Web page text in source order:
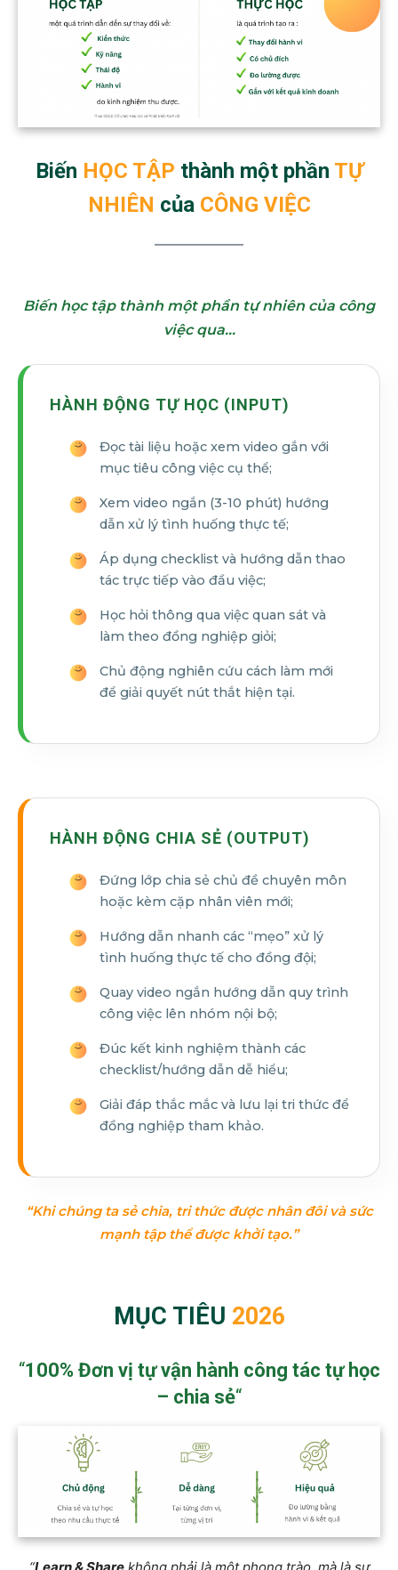
Biến HỌC TẬP thành một phần TỰ
NHIÊN của CÔNG VIỆC
Biến học tập thành một phần tự nhiên của công
việc qua…
HÀNH ĐỘNG TỰ HỌC (INPUT)
Đọc tài liệu hoặc xem video gắn với
mục tiêu công việc cụ thể;
Xem video ngắn (3-10 phút) hướng
dẫn xử lý tình huống thực tế;
Áp dụng checklist và hướng dẫn thao
tác trực tiếp vào đầu việc;
Học hỏi thông qua việc quan sát và
làm theo đồng nghiệp giỏi;
Chủ động nghiên cứu cách làm mới
để giải quyết nút thắt hiện tại.
HÀNH ĐỘNG CHIA SẺ (OUTPUT)
Đứng lớp chia sẻ chủ đề chuyên môn
hoặc kèm cặp nhân viên mới;
Hướng dẫn nhanh các “mẹo” xử lý
tình huống thực tế cho đồng đội;
Quay video ngắn hướng dẫn quy trình
công việc lên nhóm nội bộ;
Đúc kết kinh nghiệm thành các
checklist/hướng dẫn dễ hiểu;
Giải đáp thắc mắc và lưu lại tri thức để
đồng nghiệp tham khảo.
“Khi chúng ta sẻ chia, tri thức được nhân đôi và sức
mạnh tập thể được khởi tạo.”
MỤC TIÊU 2026
“100% Đơn vị tự vận hành công tác tự học
– chia sẻ“
“Learn & Sharekhông phải là một phong trào, mà là sự